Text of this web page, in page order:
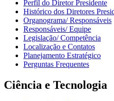
Perfil do Diretor Presidente
Histórico dos Diretores
Organograma/ Responsáveis
Responsáveis/ Equipe
Legislação/ Competência
Localização e Contatos
Planejamento Estratégico
Perguntas Frequentes
Ciência e Tecnologia